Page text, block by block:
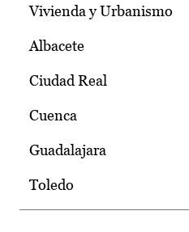
Vivienda y Urbanismo
Albacete
Ciudad Real
Cuenca
Guadalajara
Toledo